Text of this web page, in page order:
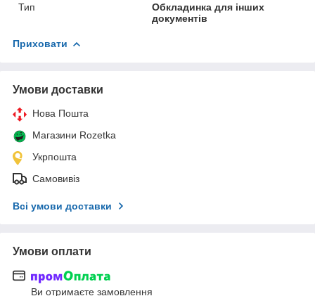
Тип
Обкладинка для інших
документів
Приховати
Умови доставки
Нова Пошта
Магазини Rozetka
Укрпошта
Самовивіз
Всі умови доставки
Умови оплати
Ви отримаєте замовлення